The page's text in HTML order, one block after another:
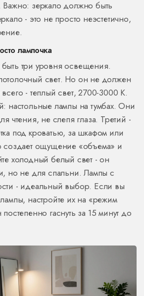
зеркало должно быть
- это не просто неэстетично,
лампочка
три уровня освещения.
свет. Но он не должен
- теплый свет, 2700-3000 К.
настольные лампы на тумбах. Они
чтения, не слепя глаза. Третий -
под кроватью, за шкафом или
создает ощущение «объема» и
холодный белый свет - он
но не для спальни. Лампы с
- идеальный выбор. Если вы
настройте их на «режим
гаснуть за 15 минут до